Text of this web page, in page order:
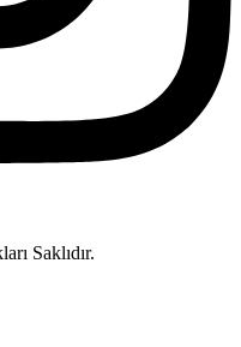
Saklıdır.